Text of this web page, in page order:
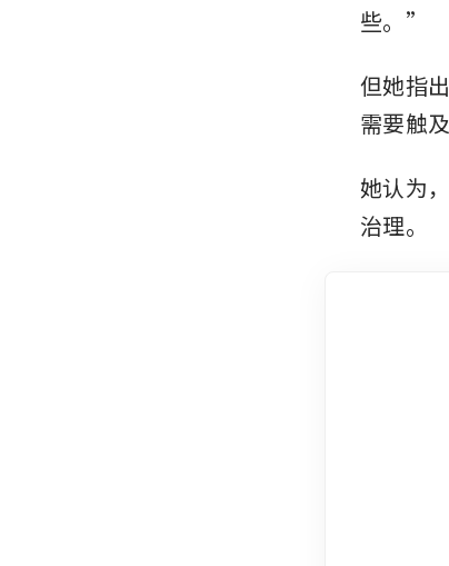
些。”
但她指
需要触
她认为
治理。